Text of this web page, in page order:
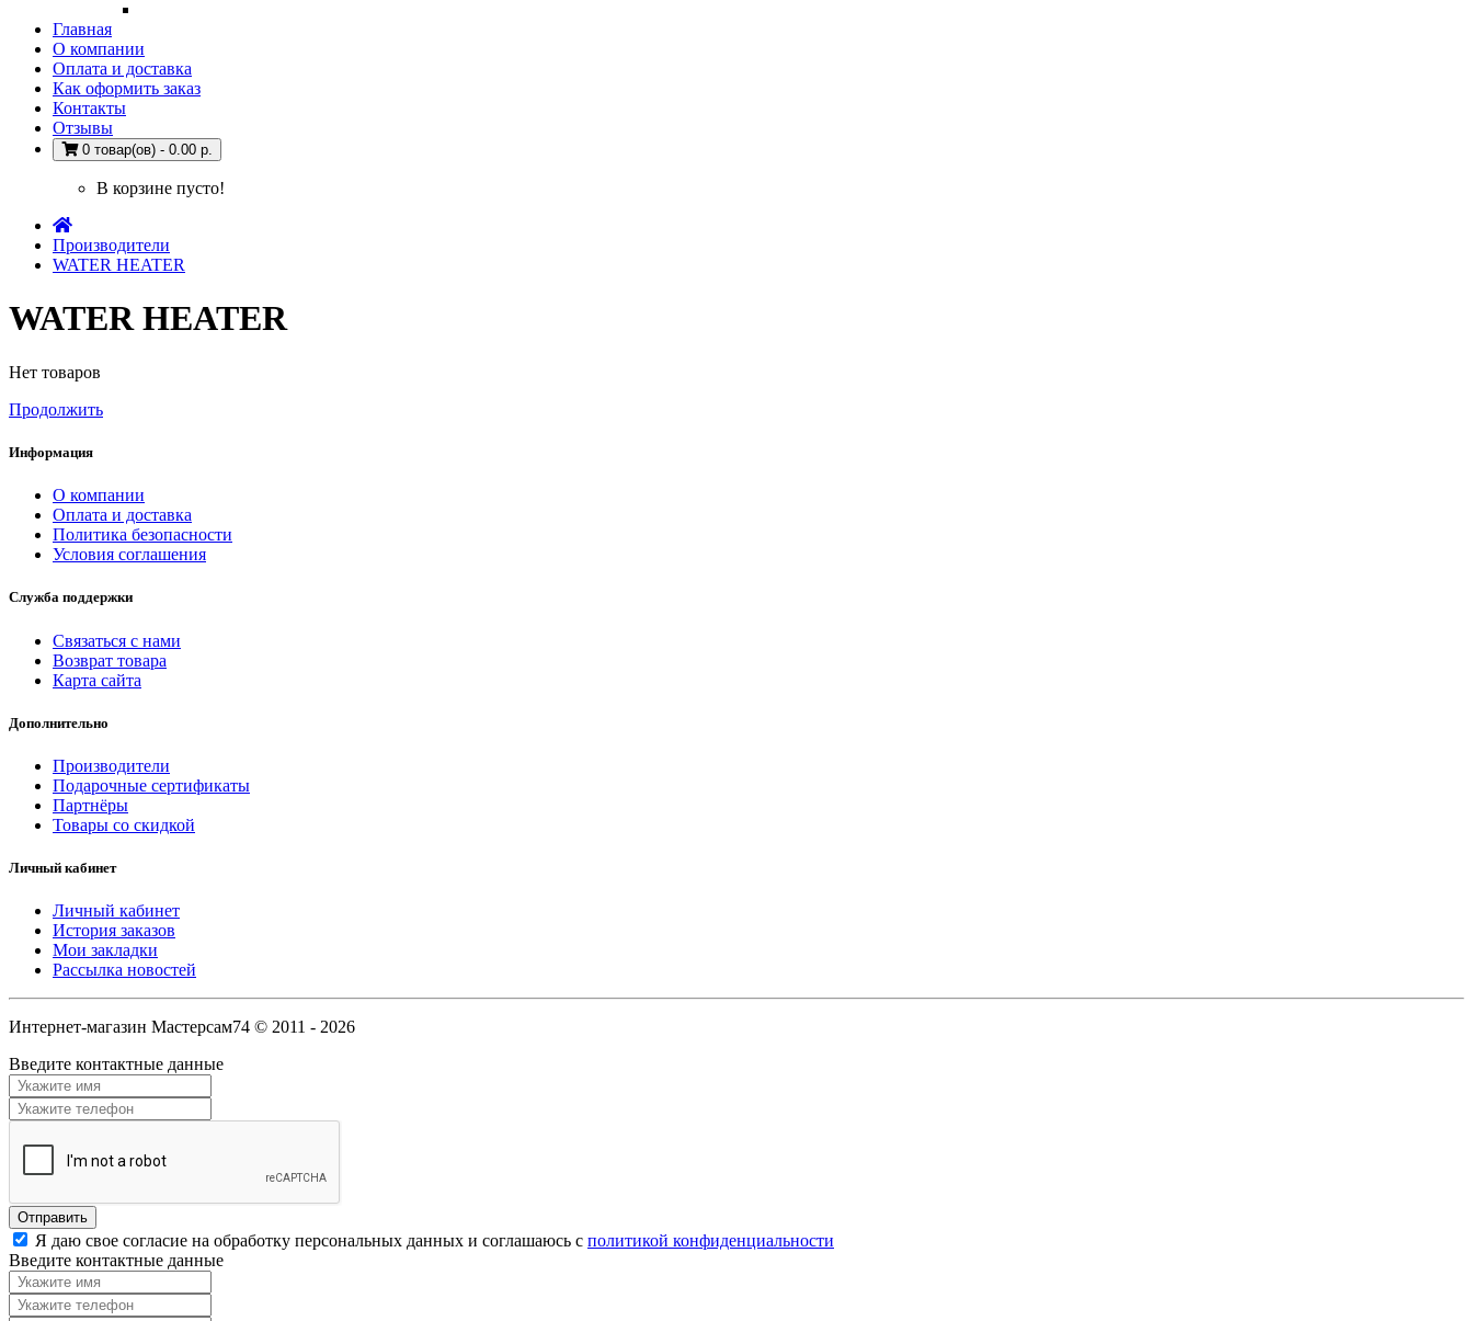
Главная
О компании
Оплата и доставка
Как оформить заказ
Контакты
Отзывы
0 товар(ов) - 0.00 р.
В корзине пусто!
Производители
WATER HEATER
WATER HEATER
Нет товаров
Продолжить
Информация
О компании
Оплата и доставка
Политика безопасности
Условия соглашения
Служба поддержки
Связаться с нами
Возврат товара
Карта сайта
Дополнительно
Производители
Подарочные сертификаты
Партнёры
Товары со скидкой
Личный кабинет
Личный кабинет
История заказов
Мои закладки
Рассылка новостей
Интернет-магазин Мастерсам74 © 2011 - 2026
Введите контактные данные
Я даю свое согласие на обработку персональных данных и соглашаюсь с политикой конфиденциальности
Введите контактные данные